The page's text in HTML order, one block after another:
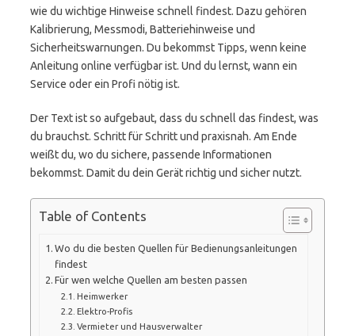
wie du wichtige Hinweise schnell findest. Dazu gehören
Kalibrierung, Messmodi, Batteriehinweise und
Sicherheitswarnungen. Du bekommst Tipps, wenn keine
Anleitung online verfügbar ist. Und du lernst, wann ein
Service oder ein Profi nötig ist.
Der Text ist so aufgebaut, dass du schnell das findest, was
du brauchst. Schritt für Schritt und praxisnah. Am Ende
weißt du, wo du sichere, passende Informationen
bekommst. Damit du dein Gerät richtig und sicher nutzt.
Table of Contents
Wo du die besten Quellen für Bedienungsanleitungen
findest
Für wen welche Quellen am besten passen
Heimwerker
Elektro-Profis
Vermieter und Hausverwalter